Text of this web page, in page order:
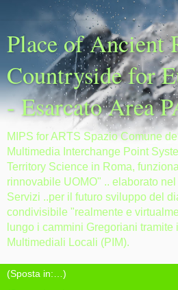
Place of Ancient
Countryside for
- Esarcato Area
MIPS for ARTS Spazio Comune
Multimedia Interchange Point
Territory Science in Roma,
rinnovabile UOMO" .. elaborato
Servizi ..per il futuro sviluppo del
condivisibile "realmente e
lungo i cammini Gregoriani tramite
Multimediali Locali (PIM).